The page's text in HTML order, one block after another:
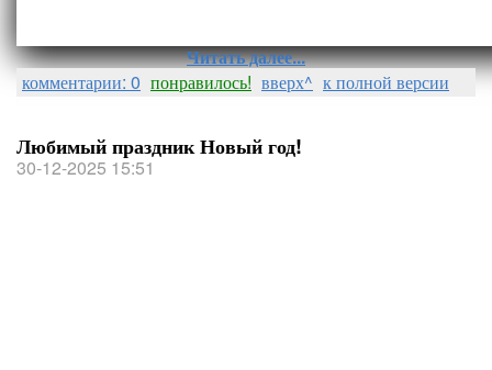
Читать далее...
комментарии: 0 понравилось! вверх^ к полной версии
Любимый праздник Новый год!
30-12-2025 15:51